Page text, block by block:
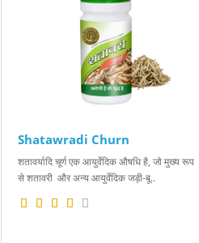
Shatawradi Churn
शतावर्यादि चूर्ण एक आयुर्वेदिक औषधि है, जो मुख्य रूप
से शतावरी और अन्य आयुर्वेदिक जड़ी-बू..